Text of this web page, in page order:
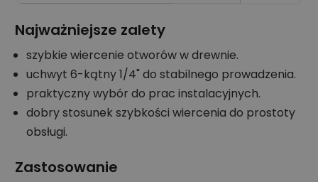
Najważniejsze zalety
szybkie wiercenie otworów w drewnie.
uchwyt 6-kątny 1/4" do stabilnego prowadzenia.
praktyczny wybór do prac instalacyjnych.
dobry stosunek szybkości wiercenia do prostoty
obsługi.
Zastosowanie